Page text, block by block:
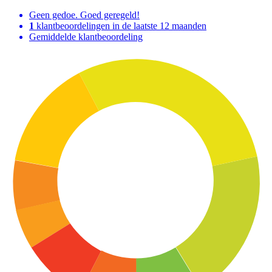
Geen gedoe. Goed geregeld!
1 klantbeoordelingen in de laatste 12 maanden
Gemiddelde klantbeoordeling